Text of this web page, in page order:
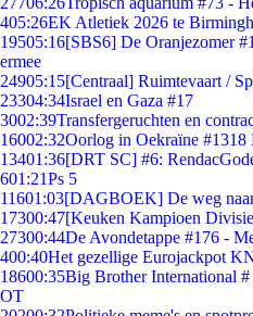
405:26EK Atletiek 2026 te
19505:16[SBS6] De Oranjezomer
ermee
24905:15[Centraal] Ruimtevaart /
23304:34Israel en Gaza #17
3002:39Transfergeruchten en
16002:32Oorlog in Oekraïne #1318
13401:36[DRT SC] #6:
601:21Ps 5
11601:03[DAGBOEK] De weg
17300:47[Keuken Kampioen
27300:44De Avondetappe #176 -
400:40Het gezellige Eurojackpot
18600:35Big Brother International
OT